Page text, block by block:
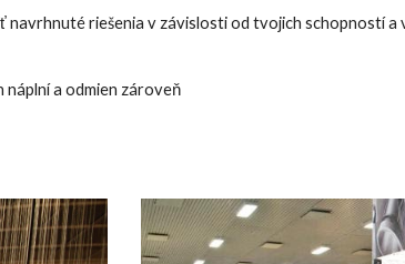
riešenia v závislosti od tvojich schopností a
a odmien zároveň